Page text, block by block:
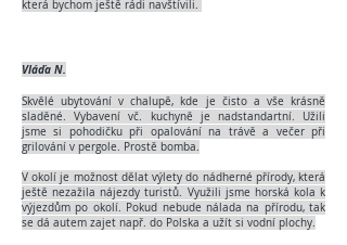
která bychom ještě rádi navštívili.
Vláďa N.
Skvělé ubytování v chalupě, kde je čisto a vše krásně
sladěné. Vybavení vč. kuchyně je nadstandartní. Užili
jsme si pohodičku při opalování na trávě a večer při
grilování v pergole. Prostě bomba.
V okolí je možnost dělat výlety do nádherné přírody, která
ještě nezažila nájezdy turistů. Využili jsme horská kola k
výjezdům po okolí. Pokud nebude nálada na přírodu, tak
se dá autem zajet např. do Polska a užít si vodní plochy.